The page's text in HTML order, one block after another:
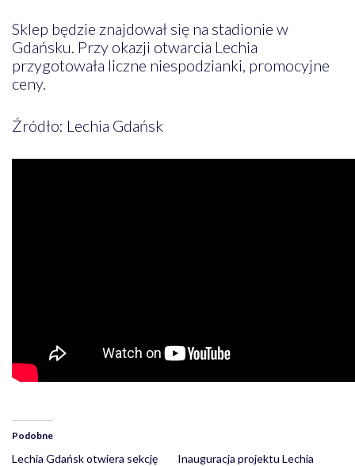
Sklep będzie znajdował się na stadionie w
Gdańsku. Przy okazji otwarcia Lechia
przygotowała liczne niespodzianki, promocyjne
ceny.
Źródło: Lechia Gdańsk
Podobne
Lechia Gdańsk otwiera sekcję
Inauguracja projektu Lechia